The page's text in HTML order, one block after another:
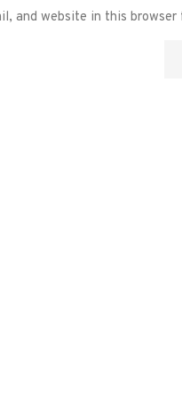
and website in this